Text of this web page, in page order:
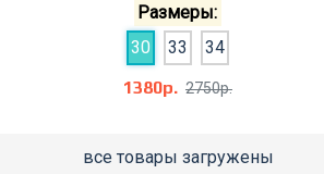
Размеры:
30
33
34
1380р. 2750р.
все товары загружены